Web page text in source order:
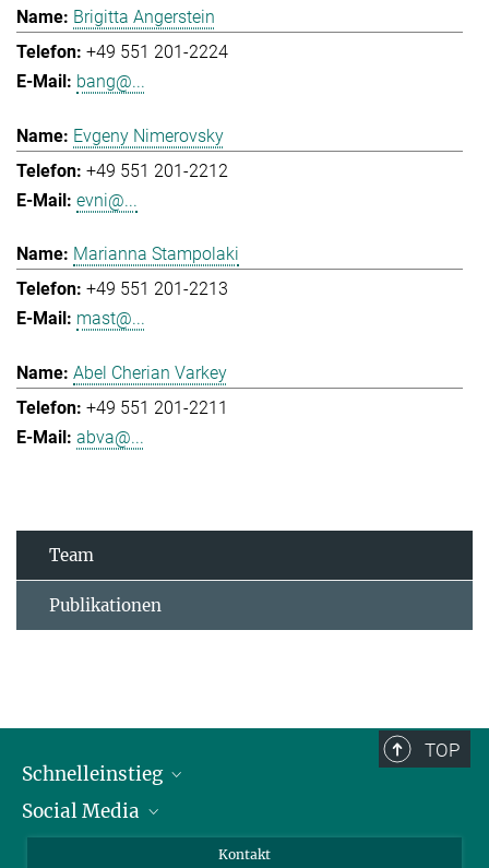
Brigitta Angerstein
+49 551 201-2224
bang@...
Evgeny Nimerovsky
+49 551 201-2212
evni@...
Marianna Stampolaki
+49 551 201-2213
mast@...
Abel Cherian Varkey
+49 551 201-2211
abva@...
Team
Publikationen
TOP
Schnelleinstieg
Alumni
Social Media
Kontakt